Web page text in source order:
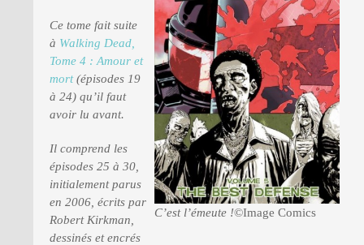
PRESSE
C’est l’émeute !©Image Comics
Ce tome fait suite
à Walking Dead,
Tome 4 : Amour et
mort(épisodes 19
à 24) qu’il faut
avoir lu avant.
Il comprend les
épisodes 25 à 30,
initialement parus
en 2006, écrits par
Robert Kirkman,
dessinés et encrés